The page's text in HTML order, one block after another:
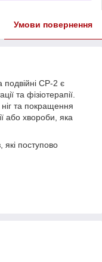
Умови повернення
подвійні СР-2 є
та фізіотерапії.
та покращення
або хвороби, яка
які поступово